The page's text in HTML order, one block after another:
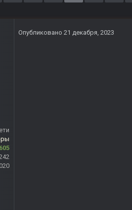
Опубликовано 21 декабря, 2023